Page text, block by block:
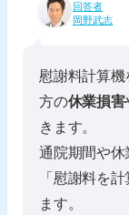
回答者
岡野武志
慰謝料計算
方の休業損害
きます。
通院期間や休
「慰謝料を
ます。